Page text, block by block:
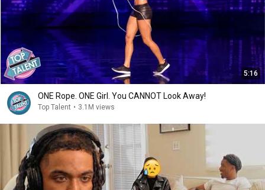
5:16
ONE Rope. ONE Girl. You CANNOT Look Away!
Top Talent • 3.1M views